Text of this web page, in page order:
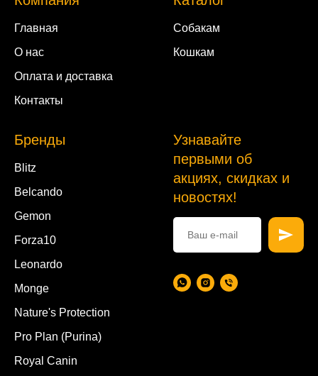
Главная
О нас
Оплата и доставка
Контакты
Собакам
Кошкам
Бренды
Blitz
Belcando
Gemon
Forza10
Leonardo
Monge
Nature's Protection
Pro Plan (Purina)
Royal Canin
Узнавайте
первыми об
акциях, скидках и
новостях!